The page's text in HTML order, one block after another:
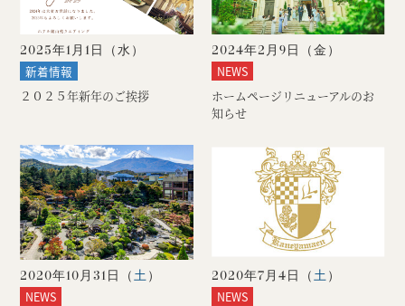
2025年1月1日（水）
新着情報
２０２５年新年のご挨拶
2024年2月9日（金 ）
NEWS
ホームページリニューアルのお
知らせ
2020年10月31日（ 土 ）
NEWS
2020年7月4日（ 土 ）
NEWS